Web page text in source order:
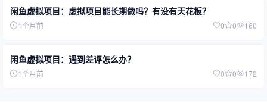
闲鱼虚拟项目：虚拟项目能长期做吗？有没有天花板？
1个月前 0 0 160
闲鱼虚拟项目：遇到差评怎么办？
1个月前 0 0 172